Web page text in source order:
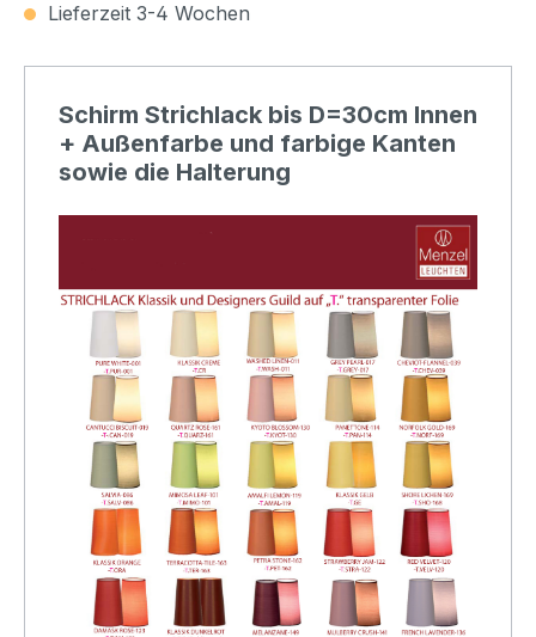
Lieferzeit 3-4 Wochen
Schirm Strichlack bis D=30cm Innen
+ Außenfarbe und farbige Kanten
sowie die Halterung